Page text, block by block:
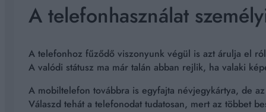
A telefonhasználat
A telefonhoz fűződő viszonyunk végül is azt árulja el
A valódi státusz ma már talán abban rejlik, ha valaki
A mobiltelefon továbbra is egyfajta névjegykártya, de
Válaszd tehát a telefonodat tudatosan, mert az többet